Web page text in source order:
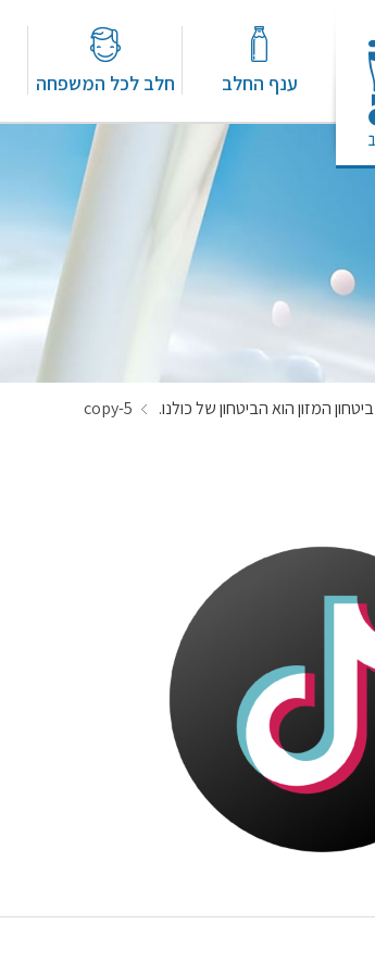
ענף החלב חלב לכל המשפחה
ביטחון המזון הוא הביטחון של כולנו. 5-copy